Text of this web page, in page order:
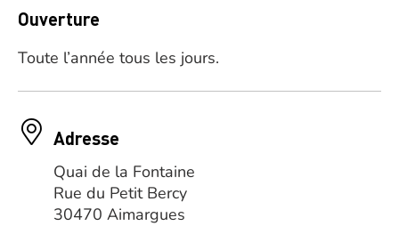
Ouverture
Toute l’année tous les jours.
Adresse
Quai de la Fontaine
Rue du Petit Bercy
30470 Aimargues